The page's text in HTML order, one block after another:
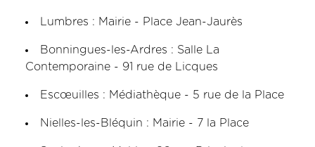
Lumbres : Mairie - Place Jean-Jaurès
Bonningues-les-Ardres : Salle La
Contemporaine - 91 rue de Licques
Escœuilles : Médiathèque - 5 rue de la Place
Nielles-les-Bléquin : Mairie - 7 la Place